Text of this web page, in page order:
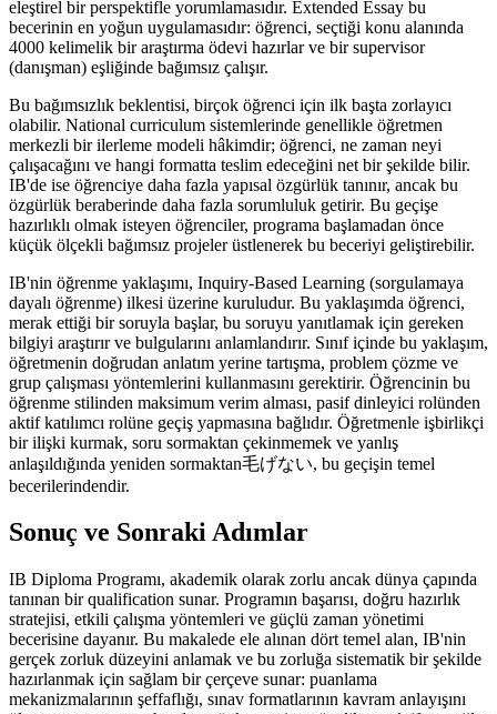
eleştirel bir perspektifle yorumlamasıdır. Extended Essay bu
becerinin en yoğun uygulamasıdır: öğrenci, seçtiği konu alanında
4000 kelimelik bir araştırma ödevi hazırlar ve bir supervisor
(danışman) eşliğinde bağımsız çalışır.
Bu bağımsızlık beklentisi, birçok öğrenci için ilk başta zorlayıcı
olabilir. National curriculum sistemlerinde genellikle öğretmen
merkezli bir ilerleme modeli hâkimdir; öğrenci, ne zaman neyi
çalışacağını ve hangi formatta teslim edeceğini net bir şekilde bilir.
IB'de ise öğrenciye daha fazla yapısal özgürlük tanınır, ancak bu
özgürlük beraberinde daha fazla sorumluluk getirir. Bu geçişe
hazırlıklı olmak isteyen öğrenciler, programa başlamadan önce
küçük ölçekli bağımsız projeler üstlenerek bu beceriyi geliştirebilir.
IB'nin öğrenme yaklaşımı, Inquiry-Based Learning (sorgulamaya
dayalı öğrenme) ilkesi üzerine kuruludur. Bu yaklaşımda öğrenci,
merak ettiği bir soruyla başlar, bu soruyu yanıtlamak için gereken
bilgiyi araştırır ve bulgularını anlamlandırır. Sınıf içinde bu yaklaşım,
öğretmenin doğrudan anlatım yerine tartışma, problem çözme ve
grup çalışması yöntemlerini kullanmasını gerektirir. Öğrencinin bu
öğrenme stilinden maksimum verim alması, pasif dinleyici rolünden
aktif katılımcı rolüne geçiş yapmasına bağlıdır. Öğretmenle işbirlikçi
bir ilişki kurmak, soru sormaktan çekinmemek ve yanlış
anlaşıldığında yeniden sormaktan毛げない, bu geçişin temel
becerilerindendir.
Sonuç ve Sonraki Adımlar
IB Diploma Programı, akademik olarak zorlu ancak dünya çapında
tanınan bir qualification sunar. Programın başarısı, doğru hazırlık
stratejisi, etkili çalışma yöntemleri ve güçlü zaman yönetimi
becerisine dayanır. Bu makalede ele alınan dört temel alan, IB'nin
gerçek zorluk düzeyini anlamak ve bu zorluğa sistematik bir şekilde
hazırlanmak için sağlam bir çerçeve sunar: puanlama
mekanizmalarının şeffaflığı, sınav formatlarının kavram anlayışını